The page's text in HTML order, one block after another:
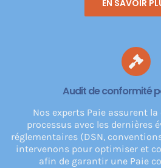
EN SAVOIR
Audit de conformité
Nos experts Paie assurent
processus avec les dernières
réglementaires (DSN,
intervenons pour optimiser et
afin de garantir une Paie